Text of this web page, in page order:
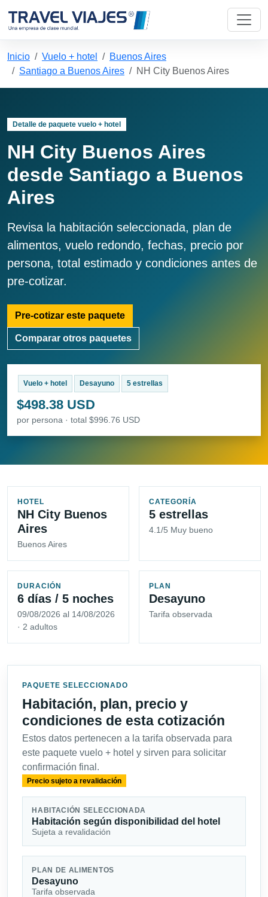
Inicio Vuelo + hotel
Buenos Aires
Santiago a Buenos Aires
NH City Buenos Aires
Detalle de paquete vuelo + hotel
NH City Buenos Aires
desde Santiago a Buenos
Aires
Revisa la habitación seleccionada, plan de
alimentos, vuelo redondo, fechas, precio por
persona, total estimado y condiciones antes de
pre-cotizar.
Pre-cotizar este paquete
Comparar otros paquetes
Vuelo + hotel Desayuno 5 estrellas
$498.38 USD
por persona · total $996.76 USD
HOTEL
NH City Buenos
Aires
Buenos Aires
CATEGORÍA
5 estrellas
4.1/5 Muy bueno
DURACIÓN
6 días / 5 noches
09/08/2026 al 14/08/2026
· 2 adultos
PLAN
Desayuno
Tarifa observada
PAQUETE SELECCIONADO
Habitación, plan, precio y
condiciones de esta cotización
Estos datos pertenecen a la tarifa observada para
este paquete vuelo + hotel y sirven para solicitar
confirmación final.
Precio sujeto a revalidación
HABITACIÓN SELECCIONADA
Habitación según disponibilidad del hotel
Sujeta a revalidación
PLAN DE ALIMENTOS
Desayuno
Tarifa observada